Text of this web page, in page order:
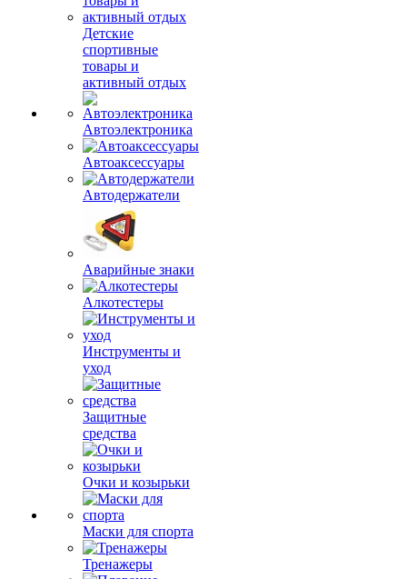
Детские
спортивные
товары и
активный отдых
Автоэлектроника
Автоаксессуары
Автодержатели
Аварийные знаки
Алкотестеры
Инструменты и
уход
Защитные
средства
Очки и козырьки
Маски для спорта
Тренажеры